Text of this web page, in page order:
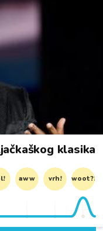
klasika
aww vrh! woot?!